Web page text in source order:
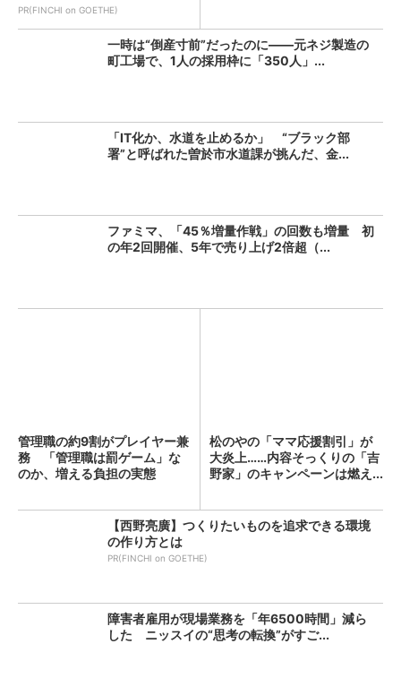
PR(FINCHI on GOETHE)
一時は“倒産寸前”だったのに――元ネジ製造の
町工場で、1人の採用枠に「350人」...
「IT化か、水道を止めるか」 “ブラック部
署”と呼ばれた曽於市水道課が挑んだ、金...
ファミマ、「45％増量作戦」の回数も増量 初
の年2回開催、5年で売り上げ2倍超（...
管理職の約9割がプレイヤー兼
務 「管理職は罰ゲーム」な
のか、増える負担の実態
松のやの「ママ応援割引」が
大炎上……内容そっくりの「吉
野家」のキャンペーンは燃え...
【西野亮廣】つくりたいものを追求できる環境
の作り方とは
PR(FINCHI on GOETHE)
障害者雇用が現場業務を「年6500時間」減ら
した ニッスイの“思考の転換”がすご...